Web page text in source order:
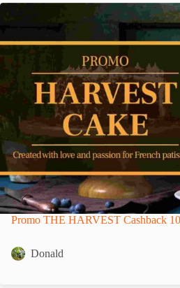
Promo THE HARVEST Cashback
Donald